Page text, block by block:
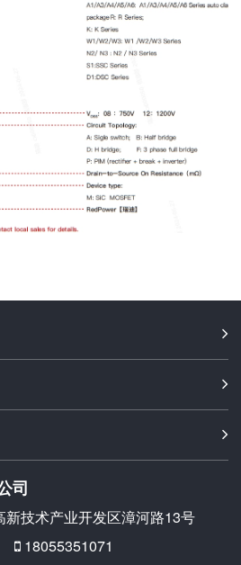
司
技术产业开发区漳河路13号
18055351071